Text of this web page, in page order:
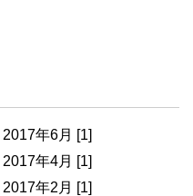
2017年6月 [1]
2017年4月 [1]
2017年2月 [1]